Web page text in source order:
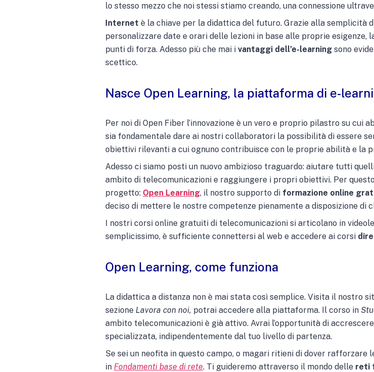
lo stesso mezzo che noi stessi stiamo creando, una connessione
Internet è la chiave per la didattica del futuro. Grazie alla semplicità
personalizzare date e orari delle lezioni in base alle proprie esigenze,
punti di forza. Adesso più che mai i vantaggi dell’e-learning sono
scettico.
Nasce Open Learning, la piattaforma di e-
Per noi di Open Fiber l’innovazione è un vero e proprio pilastro su cui
sia fondamentale dare ai nostri collaboratori la possibilità di essere
obiettivi rilevanti a cui ognuno contribuisce con le proprie abilità e la
Adesso ci siamo posti un nuovo ambizioso traguardo: aiutare tutti
ambito di telecomunicazioni e raggiungere i propri obiettivi. Per
progetto: Open Learning, il nostro supporto di formazione online
deciso di mettere le nostre competenze pienamente a disposizione di
I nostri corsi online gratuiti di telecomunicazioni si articolano in
semplicissimo, è sufficiente connettersi al web e accedere ai corsi
Open Learning, come funziona
La didattica a distanza non è mai stata così semplice. Visita il nostro
sezione Lavora con noi, potrai accedere alla piattaforma. Il corso in
ambito telecomunicazioni è già attivo. Avrai l’opportunità di
specializzata, indipendentemente dal tuo livello di partenza.
Se sei un neofita in questo campo, o magari ritieni di dover rafforzare
in Fondamenti base di rete. Ti guideremo attraverso il mondo delle reti